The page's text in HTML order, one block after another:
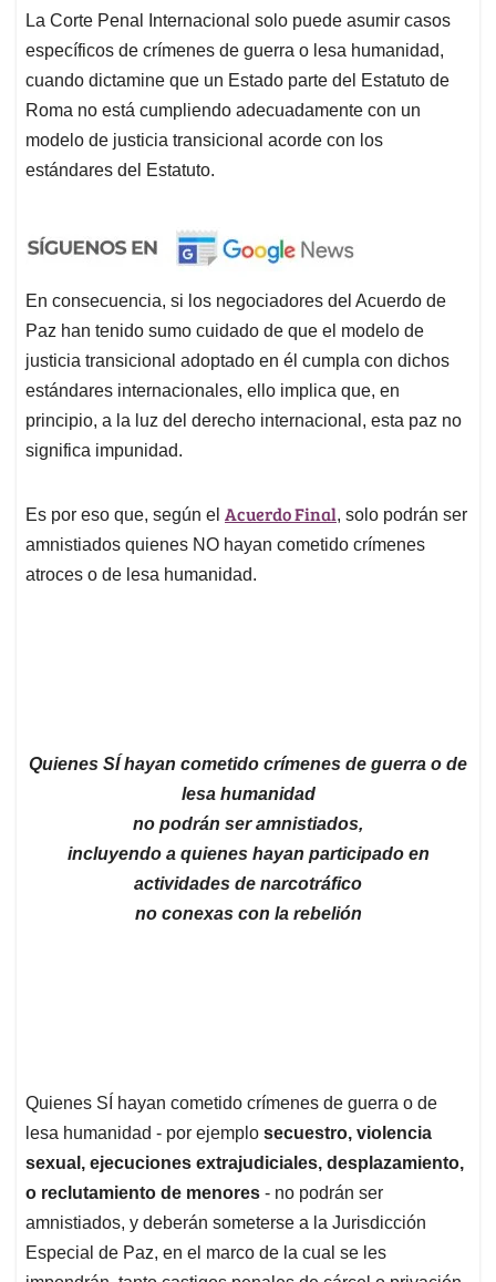
La Corte Penal Internacional solo puede asumir casos
específicos de crímenes de guerra o lesa humanidad,
cuando dictamine que un Estado parte del Estatuto de
Roma no está cumpliendo adecuadamente con un
modelo de justicia transicional acorde con los
estándares del Estatuto.
En consecuencia, si los negociadores del Acuerdo de
Paz han tenido sumo cuidado de que el modelo de
justicia transicional adoptado en él cumpla con dichos
estándares internacionales, ello implica que, en
principio, a la luz del derecho internacional, esta paz no
significa impunidad.
Es por eso que, según el Acuerdo Final, solo podrán ser
amnistiados quienes NO hayan cometido crímenes
atroces o de lesa humanidad.
Quienes SÍ hayan cometido crímenes de guerra o de
lesa humanidad
no podrán ser amnistiados,
incluyendo a quienes hayan participado en
actividades de narcotráfico
no conexas con la rebelión
Quienes SÍ hayan cometido crímenes de guerra o de
lesa humanidad - por ejemplo secuestro, violencia
sexual, ejecuciones extrajudiciales, desplazamiento,
o reclutamiento de menores - no podrán ser
amnistiados, y deberán someterse a la Jurisdicción
Especial de Paz, en el marco de la cual se les